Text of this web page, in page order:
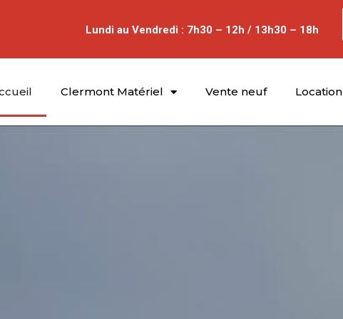
Lundi au Vendredi : 7h30 – 12h / 13h30 – 18h
Clermont Matériel Vente neuf Location